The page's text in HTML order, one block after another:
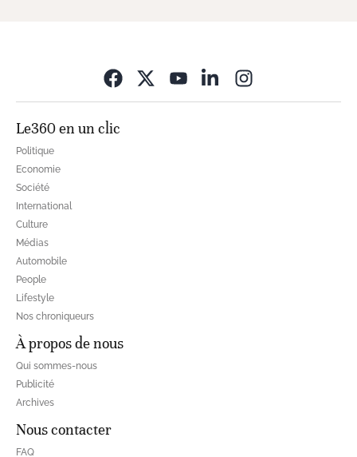
Le360 en un clic
Politique
Economie
Société
International
Culture
Médias
Automobile
People
Lifestyle
Nos chroniqueurs
À propos de nous
Qui sommes-nous
Publicité
Archives
Nous contacter
FAQ